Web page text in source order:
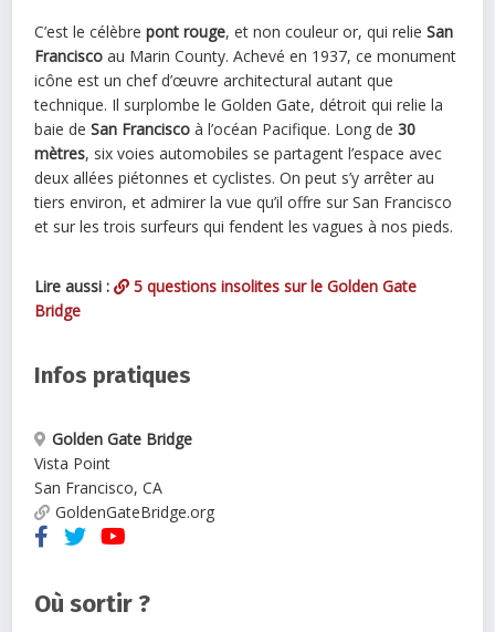
C’est le célèbrepont rouge, et non couleur or, qui relie San
Francisco au Marin County. Achevé en 1937, ce monument
icône est un chef d’œuvre architectural autant que
technique. Il surplombe le Golden Gate, détroit qui relie la
baie de San Francisco à l’océan Pacifique. Long de30
mètres, six voies automobiles se partagent l’espace avec
deux allées piétonnes et cyclistes. On peut s’y arrêter au
tiers environ, et admirer la vue qu’il offre sur San Francisco
et sur les trois surfeurs qui fendent les vagues à nos pieds.
Lire aussi :
5 questions insolites sur le Golden Gate
Bridge
Infos pratiques
Golden Gate Bridge
Vista Point
San Francisco, CA
GoldenGateBridge.org
Où sortir ?